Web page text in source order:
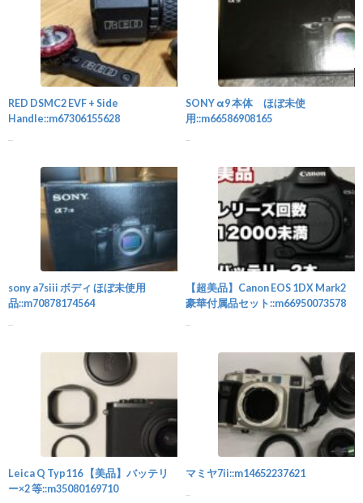
RED DSMC2 EVF + Side
Handle::m67306155628
SONY α9 本体 ほぼ未使
用::m66586908165
sony a7siii ボディ ほぼ未使用
品::m70878174564
【超美品】Canon EOS 1DX Mark2
豪華付属品セット::m66950073578
Leica Q Typ116 【美品】バッテリ
ー×2 等::m35080169710
マミヤ7ii::m14652237621